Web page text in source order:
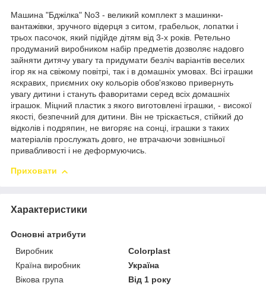
Машина "Бджілка" No3 - великий комплект з машинки-
вантажівки, зручного відерця з ситом, грабельок, лопатки і
трьох пасочок, який підійде дітям від 3-х років. Ретельно
продуманий виробником набір предметів дозволяє надовго
зайняти дитячу увагу та придумати безліч варіантів веселих
ігор як на свіжому повітрі, так і в домашніх умовах. Всі іграшки
яскравих, приємних оку кольорів обов'язково привернуть
увагу дитини і стануть фаворитами серед всіх домашніх
іграшок. Міцний пластик з якого виготовлені іграшки, - високої
якості, безпечний для дитини. Він не тріскається, стійкий до
відколів і подряпин, не вигоряє на сонці, іграшки з таких
матеріалів прослужать довго, не втрачаючи зовнішньої
привабливості і не деформуючись.
Приховати
Характеристики
Основні атрибути
Виробник
Colorplast
Країна виробник
Україна
Вікова група
Від 1 року